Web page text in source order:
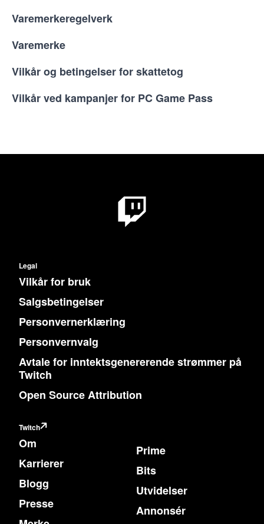
Varemerkeregelverk
Varemerke
Vilkår og betingelser for skattetog
Vilkår ved kampanjer for PC Game Pass
Legal
Vilkår for bruk
Salgsbetingelser
Personvernerklæring
Personvernvalg
Avtale for inntektsgenererende strømmer på
Twitch
Open Source Attribution
Twitch
Om
Karrierer
Blogg
Presse
Prime
Bits
Utvidelser
Annonsér